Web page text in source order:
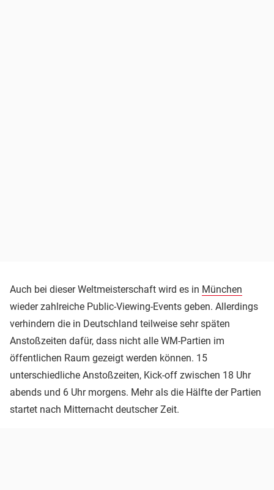
Auch bei dieser Weltmeisterschaft wird es in München
wieder zahlreiche Public-Viewing-Events geben. Allerdings
verhindern die in Deutschland teilweise sehr späten
Anstoßzeiten dafür, dass nicht alle WM-Partien im
öffentlichen Raum gezeigt werden können. 15
unterschiedliche Anstoßzeiten, Kick-off zwischen 18 Uhr
abends und 6 Uhr morgens. Mehr als die Hälfte der Partien
startet nach Mitternacht deutscher Zeit.